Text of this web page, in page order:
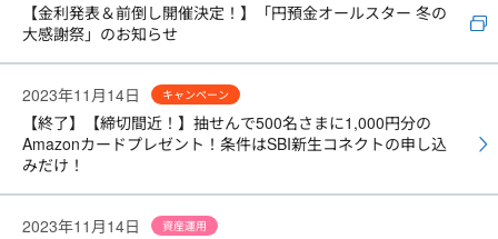
【金利発表＆前倒し開催決定！】「円預金オールスター 冬の
大感謝祭」のお知らせ
2023年11月14日 キャンペーン
【終了】【締切間近！】抽せんで500名さまに1,000円分の
Amazonカードプレゼント！条件はSBI新生コネクトの申し込
みだけ！
2023年11月14日 資産運用